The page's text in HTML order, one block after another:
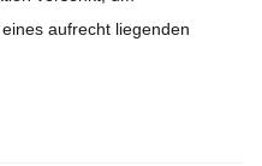
aufrecht liegenden